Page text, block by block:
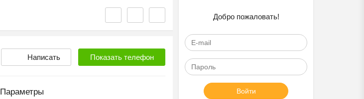
Написать Показать телефон
Параметры
Добро пожаловать!
Войти